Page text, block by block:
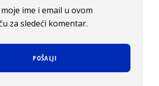
ime i email u ovom
za sledeći komentar.